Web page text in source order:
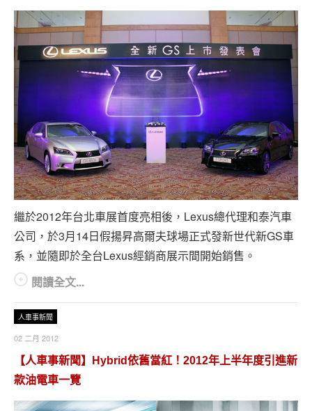
繼於2012年台北車展首度亮相後，Lexus總代理和泰汽車
公司，於3月14日假揚昇高爾夫球場正式發新世代新GS車
系，並隨即於全台Lexus經銷商展示間開始銷售。
閱讀全文...
人車事新聞
02 二月 2012
【人車事新聞】Hybrid依舊當紅！2012年上半年度引進新
款油電車一覽